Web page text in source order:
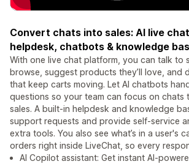
Convert chats into sales: AI live
helpdesk, chatbots & knowledge
With one live chat platform, you can talk to
browse, suggest products they’ll love, and
that keep carts moving. Let AI chatbots
questions so your team can focus on chats
sales. A built-in helpdesk and knowledge
support requests and provide self-service
extra tools. You also see what’s in a user's
orders right inside LiveChat, so every
AI Copilot assistant: Get instant AI-